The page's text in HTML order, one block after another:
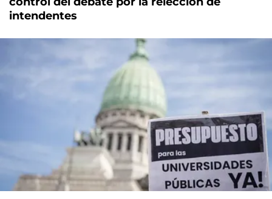
intendentes